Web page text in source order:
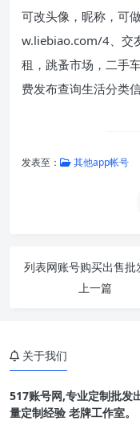
可改头像，昵称，可
w.liebiao.com/4、交
租，跳蚤市场，二手
费发布查询生活分类
发表至： 其他app帐号
上一篇
关于我们
517账号网,专业定制批发
量定制经验 老牌工作室。